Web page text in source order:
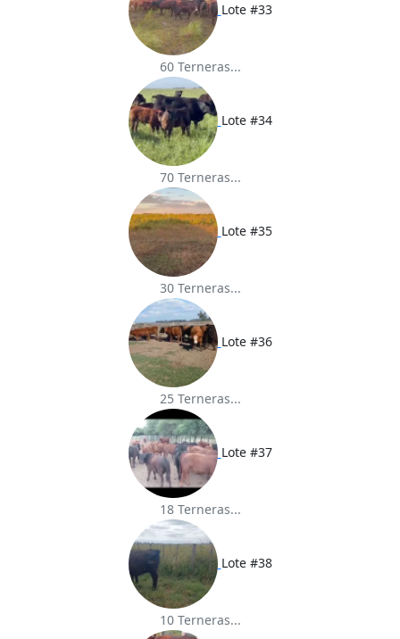
Lote #33
60 Terneras...
Lote #34
70 Terneras...
Lote #35
30 Terneras...
Lote #36
25 Terneras...
Lote #37
18 Terneras...
Lote #38
10 Terneras...